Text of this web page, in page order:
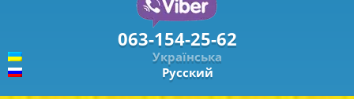
063-154-25-62
Українська
Русский